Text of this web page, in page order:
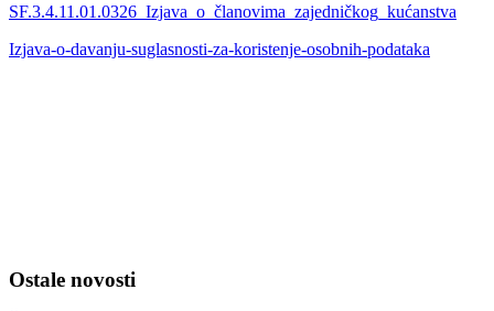
SF.3.4.11.01.0326_Izjava_o_članovima_zajedničkog_kućanstva
Izjava-o-davanju-suglasnosti-za-koristenje-osobnih-podataka
Ostale novosti